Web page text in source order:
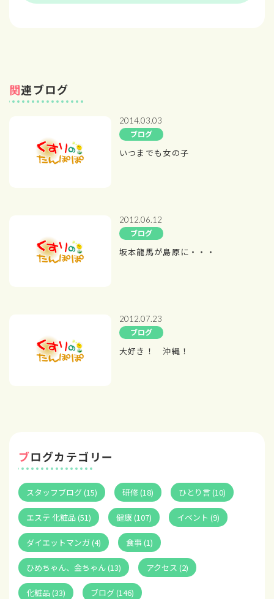
関連ブログ
2014.03.03
ブログ
いつまでも女の子
2012.06.12
ブログ
坂本龍馬が島原に・・・
2012.07.23
ブログ
大好き！ 沖縄！
ブログカテゴリー
スタッフブログ (15) 研修 (18) ひとり言 (10)
エステ 化粧品 (51) 健康 (107) イベント (9)
ダイエットマンガ (4) 食事 (1)
ひめちゃん、金ちゃん (13) アクセス (2)
化粧品 (33) ブログ (146)